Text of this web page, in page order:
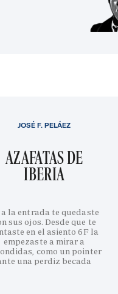
AZAFATAS DE
IBERIA
a la entrada te quedaste
sus ojos. Desde que te
en el asiento 6F la
empezaste a mirar a
como un pointer
una perdiz becada
JOSÉ F. PELÁEZ